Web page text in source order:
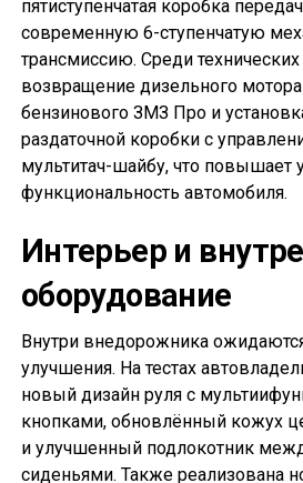
пятиступенчатая коробка
современную 6-ступенчатую
трансмиссию. Среди
возвращение дизельного
бензинового ЗМЗ Про и
раздаточной коробки с
мультитач-шайбу, что повышает
функциональность автомобиля.
Интерьер и
оборудование
Внутри внедорожника
улучшения. На тестах
новый дизайн руля с
кнопками, обновлённый кожух
и улучшенный подлокотник
сиденьями. Также реализована